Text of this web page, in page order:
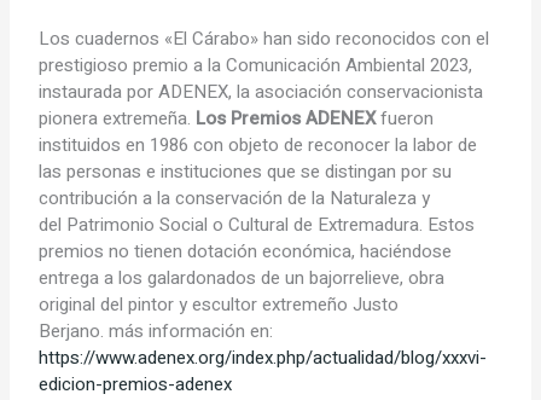
Los cuadernos «El Cárabo» han sido reconocidos con el
prestigioso premio a la Comunicación Ambiental 2023,
instaurada por ADENEX, la asociación conservacionista
pionera extremeña. Los Premios ADENEXfueron
instituidos en 1986 con objeto de reconocer la labor de
las personas e instituciones que se distingan por su
contribución a la conservación de la Naturaleza y
del Patrimonio Social o Cultural de Extremadura. Estos
premios no tienen dotación económica, haciéndose
entrega a los galardonados de un bajorrelieve, obra
original del pintor y escultor extremeño Justo
Berjano. más información en:
https://www.adenex.org/index.php/actualidad/blog/xxxvi-
edicion-premios-adenex